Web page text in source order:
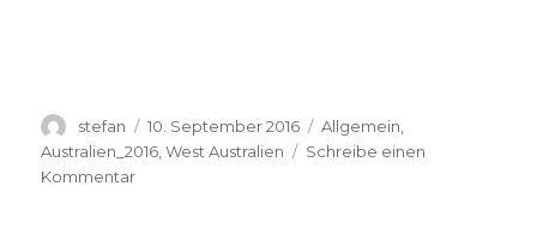
Autor
stefan
Veröffentlicht
am
10. September 2016 Kategorien
Allgemein
Australien_2016 ,West Australien
Schreibe einen
Kommentarzu